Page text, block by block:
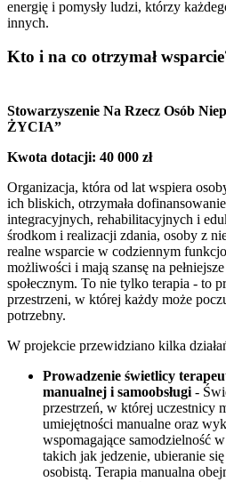
energię i pomysły ludzi, którzy
innych.
Kto i na co otrzymał
Stowarzyszenie Na Rzecz Osób
ŻYCIA”
Kwota dotacji: 40 000 zł
Organizacja, która od lat wspiera
ich bliskich, otrzymała
integracyjnych, rehabilitacyjnych i
środkom i realizacji zdania, osoby z
realne wsparcie w codziennym
możliwości i mają szansę na
społecznym. To nie tylko terapia - to
przestrzeni, w której każdy może
potrzebny.
W projekcie przewidziano kilka
Prowadzenie świetlicy
manualnej i samoobsługi -
przestrzeń, w której uczestnicy
umiejętności manualne oraz
wspomagające samodzielność
takich jak jedzenie, ubieranie
osobistą. Terapia manualna